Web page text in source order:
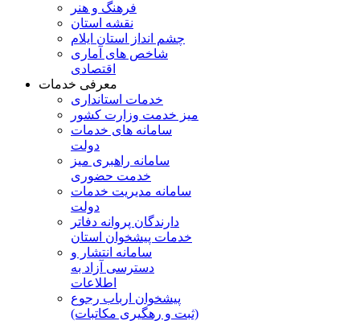
فرهنگ و هنر
نقشه استان
چشم انداز استان ایلام
شاخص های آماری
اقتصادی
معرفی خدمات
خدمات استانداری
میز خدمت وزارت کشور
سامانه های خدمات
دولت
سامانه راهبری میز
خدمت حضوری
سامانه مدیریت خدمات
دولت
دارندگان پروانه دفاتر
خدمات پیشخوان استان
سامانه انتشار و
دسترسی آزاد به
اطلاعات
پیشخوان ارباب رجوع
(ثبت و رهگیری مکاتبات)